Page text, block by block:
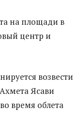
на площади в
центр и
возвести
Ясави
время облета